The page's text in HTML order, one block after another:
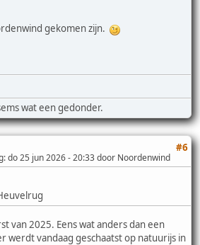
gekomen zijn.
wat een gedonder.
#6
: do 25 jun 2026 - 20:33 door Noordenwind
van 2025. Eens wat anders dan een
werdt vandaag geschaatst op natuurijs in